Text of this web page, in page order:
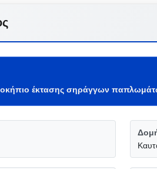
έκτασης σηράγγων